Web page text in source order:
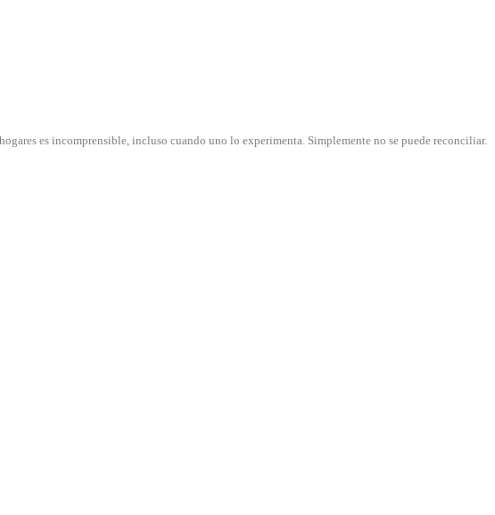
es incomprensible, incluso cuando uno lo experimenta. Simplemente no se puede reconciliar.